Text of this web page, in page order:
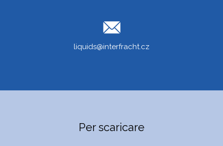
liquids@interfracht.cz
Per scaricare